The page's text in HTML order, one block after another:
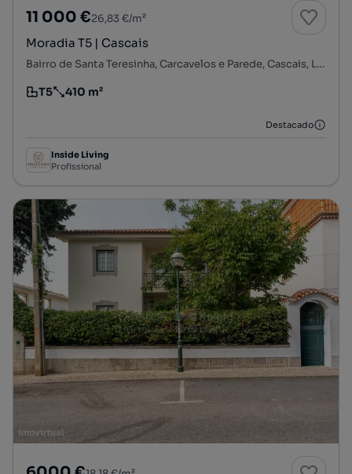
11 000 €26,83 €/m²
Moradia T5 | Cascais
Bairro de Santa Teresinha, Carcavelos e Parede, Cascais, Lisboa
Tipologia
T5
Preço por metro quadrado
410 m²
Destacado
Inside Living
Profissional